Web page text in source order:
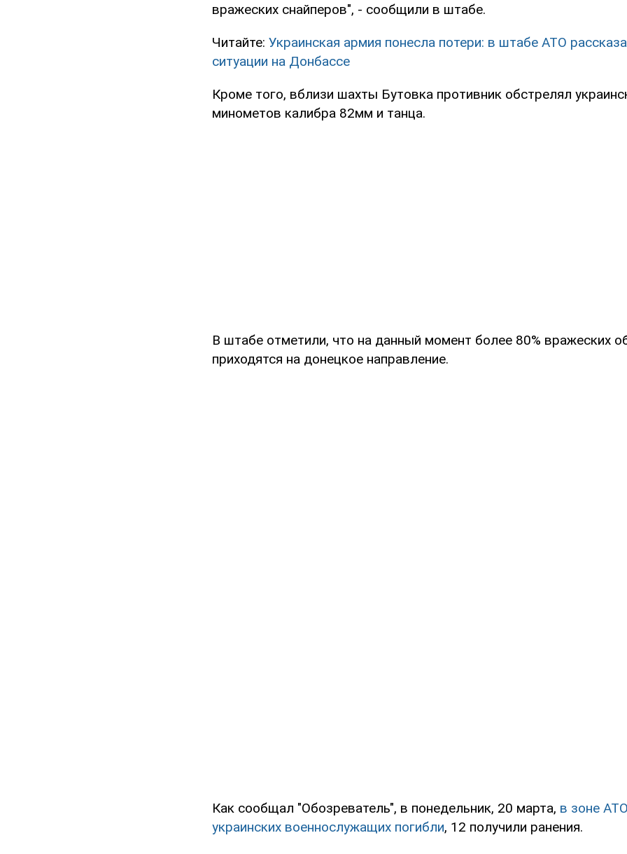
вражеских снайперов", - сообщили в штабе.
Читайте: Украинская армия понесла потери: в штабе АТО
ситуации на Донбассе
Кроме того, вблизи шахты Бутовка противник обстрелял
минометов калибра 82мм и танца.
В штабе отметили, что на данный момент более 80% вражеских
приходятся на донецкое направление.
Как сообщал "Обозреватель", в понедельник, 20 марта, в зоне
украинских военнослужащих погибли, 12 получили ранения.